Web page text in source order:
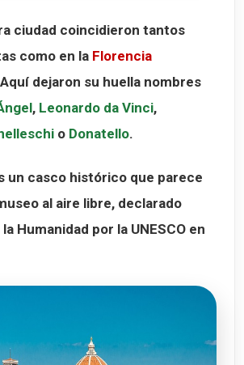
ciudad coincidieron tantos
como en la Florencia
dejaron su huella nombres
, Leonardo da Vinci,
o Donatello.
un casco histórico que parece
al aire libre, declarado
Humanidad por la UNESCO en